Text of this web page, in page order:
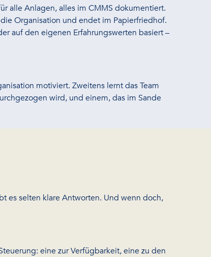
alle Anlagen, alles im CMMS dokumentiert.
Organisation und endet im Papierfriedhof.
auf den eigenen Erfahrungswerten basiert –
motiviert. Zweitens lernt das Team
wird, und einem, das im Sande
es selten klare Antworten. Und wenn doch,
eine zur Verfügbarkeit, eine zu den